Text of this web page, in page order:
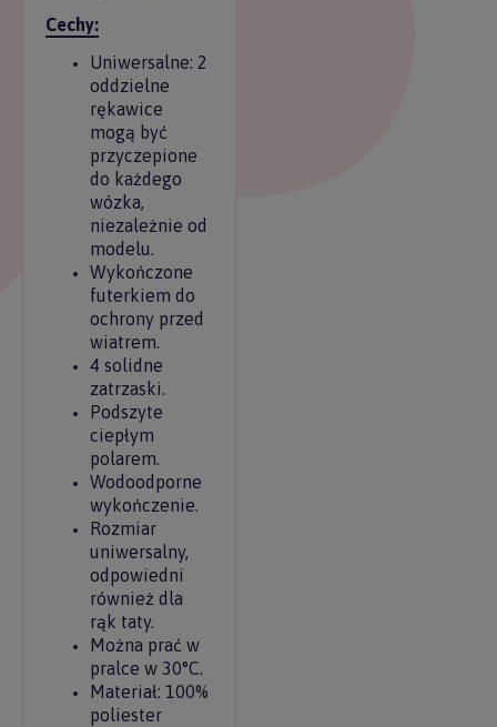
Cechy:
Uniwersalne: 2
oddzielne
rękawice
mogą być
przyczepione
do każdego
wózka,
niezależnie od
modelu.
Wykończone
futerkiem do
ochrony przed
wiatrem.
4 solidne
zatrzaski.
Podszyte
ciepłym
polarem.
Wodoodporne
wykończenie.
Rozmiar
uniwersalny,
odpowiedni
również dla
rąk taty.
Można prać w
pralce w 30°C.
Materiał: 100%
poliester